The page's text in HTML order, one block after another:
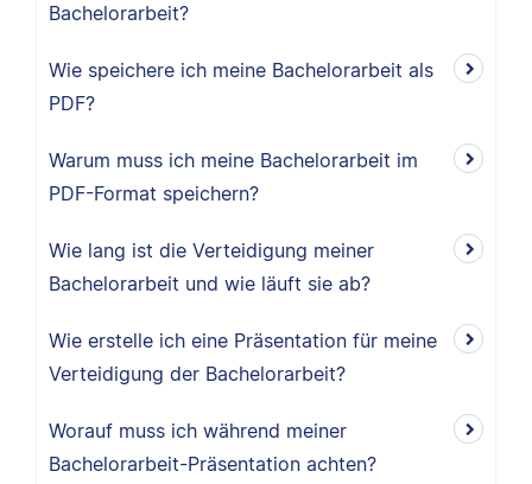
Bachelorarbeit?
Wie speichere ich meine Bachelorarbeit als
PDF?
Warum muss ich meine Bachelorarbeit im
PDF-Format speichern?
Wie lang ist die Verteidigung meiner
Bachelorarbeit und wie läuft sie ab?
Wie erstelle ich eine Präsentation für meine
Verteidigung der Bachelorarbeit?
Worauf muss ich während meiner
Bachelorarbeit-Präsentation achten?